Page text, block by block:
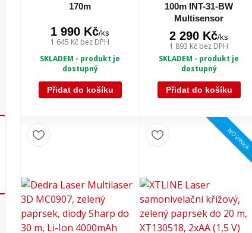
170m
1 990 Kč/ks
1 645 Kč bez DPH
SKLADEM - produkt je
dostupný
Přidat do košíku
100m INT-31-BW
Multisensor
2 290 Kč/ks
1 893 Kč bez DPH
SKLADEM - produkt je
dostupný
Přidat do košíku
NOVINKA